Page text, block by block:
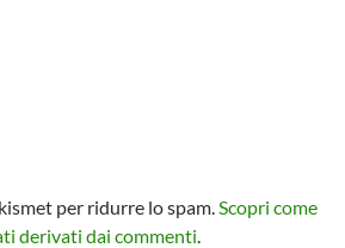
per ridurre lo spam.Scopri come
derivati dai commenti.